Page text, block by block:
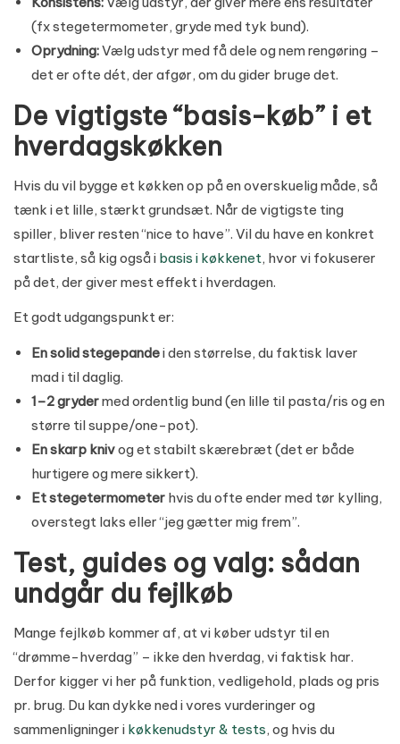
(fx stegetermometer, gryde med tyk bund).
Oprydning:Vælg udstyr med få dele og nem rengøring –
det er ofte dét, der afgør, om du gider bruge det.
De vigtigste “basis-køb” i et
hverdagskøkken
Hvis du vil bygge et køkken op på en overskuelig måde, så
tænk i et lille, stærkt grundsæt. Når de vigtigste ting
spiller, bliver resten “nice to have”. Vil du have en konkret
startliste, så kig også i basis i køkkenet, hvor vi fokuserer
på det, der giver mest effekt i hverdagen.
Et godt udgangspunkt er:
En solid stegepandei den størrelse, du faktisk laver
mad i til daglig.
1–2 grydermed ordentlig bund (en lille til pasta/ris og en
større til suppe/one-pot).
En skarp knivog et stabilt skærebræt (det er både
hurtigere og mere sikkert).
Et stegetermometer hvis du ofte ender med tør kylling,
overstegt laks eller “jeg gætter mig frem”.
Test, guides og valg: sådan
undgår du fejlkøb
Mange fejlkøb kommer af, at vi køber udstyr til en
“drømme-hverdag” – ikke den hverdag, vi faktisk har.
Derfor kigger vi her på funktion, vedligehold, plads og pris
pr. brug. Du kan dykke ned i vores vurderinger og
sammenligninger i køkkenudstyr & tests, og hvis du